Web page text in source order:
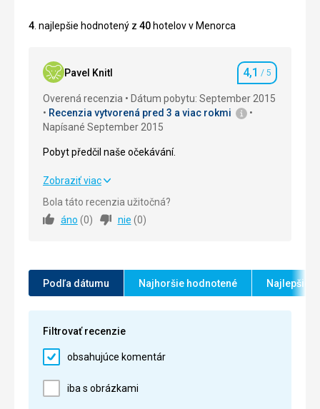
4 . najlepšie hodnotený z 40 hotelov v Menorca
Pavel Knitl Hodnotenie
4,1 / 5
Overená recenzia
Dátum pobytu: September 2015
Recenzia vytvorená pred 3 a viac rokmi
Napísané September 2015
Pobyt předčil naše očekávání.
Pobyt předčil naše očekávání.
Strava
Služby 4,0/ 5
Pláž
3 hvězdičky.
Zobraziť viac
Bola táto recenzia užitočná?
áno (0) nie (0)
Podľa dátumu Najhoršie hodnotené Najlepšie
Filtrovať recenzie
obsahujúce komentár
iba s obrázkami